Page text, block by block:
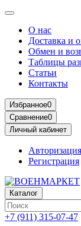
О нас
Доставка и
Обмен и
Таблицы
Статьи
Контакты
Избранное0
Сравнение0
Личный кабинет
Авторизация
Регистрация
Каталог
+7 (911) 315-07-47